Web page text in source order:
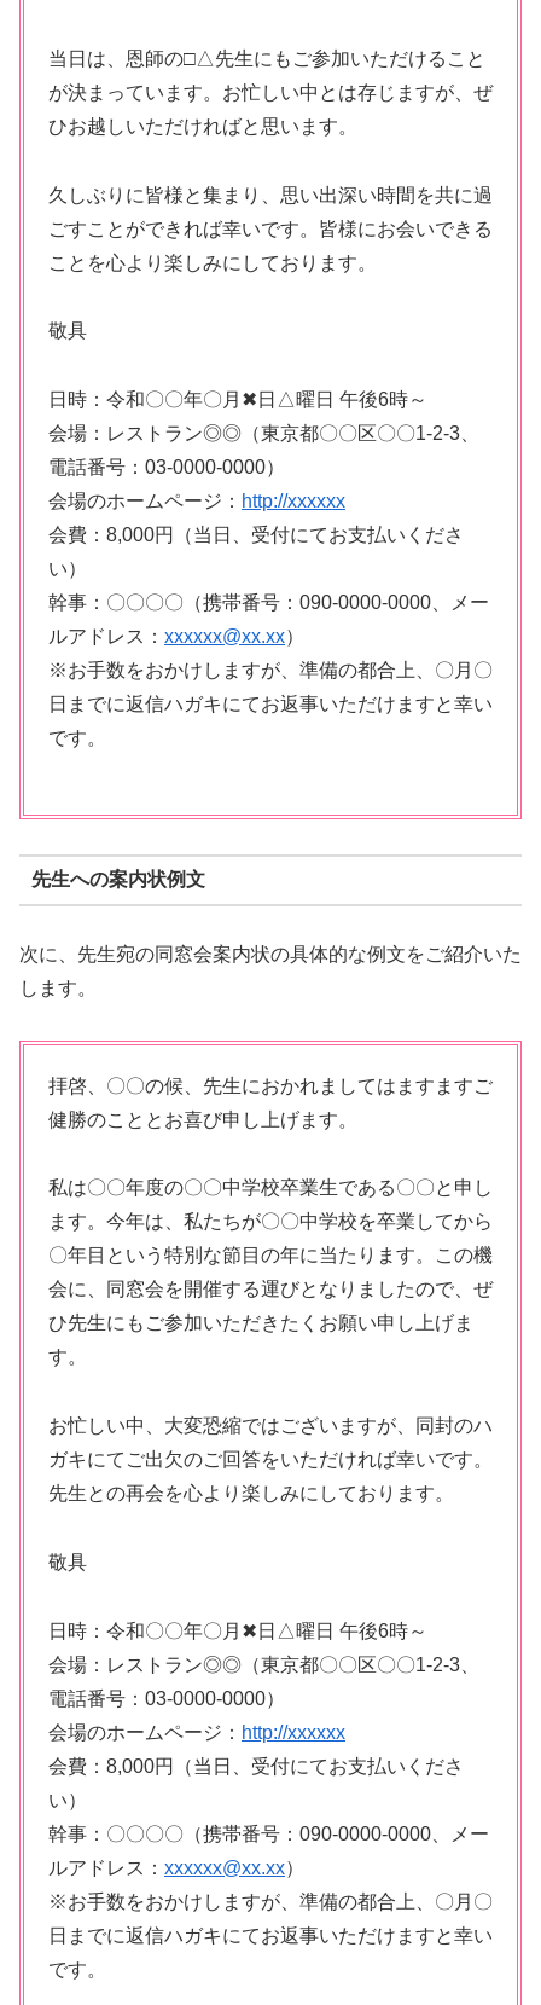
当日は、恩師の□△先生にもご参加いただけること
が決まっています。お忙しい中とは存じますが、ぜ
ひお越しいただければと思います。
久しぶりに皆様と集まり、思い出深い時間を共に過
ごすことができれば幸いです。皆様にお会いできる
ことを心より楽しみにしております。
敬具
日時：令和〇〇年〇月✖日△曜日 午後6時～
会場：レストラン◎◎（東京都〇〇区〇〇1-2-3、
電話番号：03-0000-0000）
会場のホームページ： http://xxxxxx
会費：8,000円（当日、受付にてお支払いくださ
い）
幹事：〇〇〇〇（携帯番号：090-0000-0000、メー
ルアドレス： xxxxxx@xx.xx）
※お手数をおかけしますが、準備の都合上、〇月〇
日までに返信ハガキにてお返事いただけますと幸い
です。
先生への案内状例文
次に、先生宛の同窓会案内状の具体的な例文をご紹介いた
します。
拝啓、〇〇の候、先生におかれましてはますますご
健勝のこととお喜び申し上げます。
私は〇〇年度の〇〇中学校卒業生である〇〇と申し
ます。今年は、私たちが〇〇中学校を卒業してから
〇年目という特別な節目の年に当たります。この機
会に、同窓会を開催する運びとなりましたので、ぜ
ひ先生にもご参加いただきたくお願い申し上げま
す。
お忙しい中、大変恐縮ではございますが、同封のハ
ガキにてご出欠のご回答をいただければ幸いです。
先生との再会を心より楽しみにしております。
敬具
日時：令和〇〇年〇月✖日△曜日 午後6時～
会場：レストラン◎◎（東京都〇〇区〇〇1-2-3、
電話番号：03-0000-0000）
会場のホームページ： http://xxxxxx
会費：8,000円（当日、受付にてお支払いくださ
い）
幹事：〇〇〇〇（携帯番号：090-0000-0000、メー
ルアドレス： xxxxxx@xx.xx）
※お手数をおかけしますが、準備の都合上、〇月〇
日までに返信ハガキにてお返事いただけますと幸い
です。